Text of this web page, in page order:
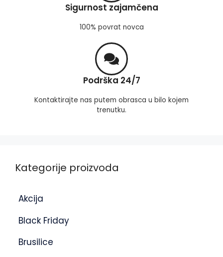
Sigurnost zajamčena
100% povrat novca
Podrška 24/7
Kontaktirajte nas putem obrasca u bilo kojem
trenutku.
Kategorije proizvoda
Akcija
Black Friday
Brusilice